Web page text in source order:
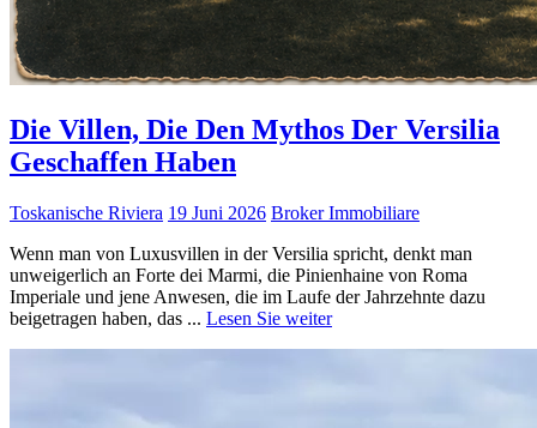
Die Villen, Die Den Mythos Der Versilia
Geschaffen Haben
Toskanische Riviera 19 Juni 2026 Broker Immobiliare
Wenn man von Luxusvillen in der Versilia spricht, denkt man
unweigerlich an Forte dei Marmi, die Pinienhaine von Roma
Imperiale und jene Anwesen, die im Laufe der Jahrzehnte dazu
beigetragen haben, das ... Lesen Sie weiter